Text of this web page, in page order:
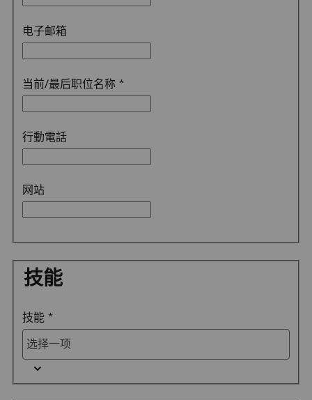
电子邮箱
当前/最后职位名称 *
行動電話
网站
技能
技能 *